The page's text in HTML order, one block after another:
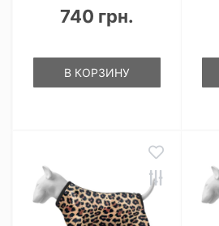
740 грн.
В КОРЗИНУ